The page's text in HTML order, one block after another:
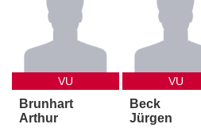
VU
Brunhart
Arthur
VU
Beck
Jürgen